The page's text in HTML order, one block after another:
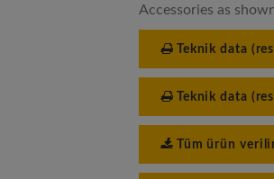
Accessories as
Teknik data
Teknik data
Tüm ürün